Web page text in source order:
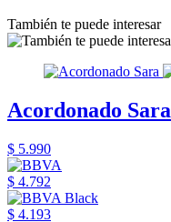
También te puede interesar
Acordonado Sara
$ 5.990
$ 4.792
$ 4.193